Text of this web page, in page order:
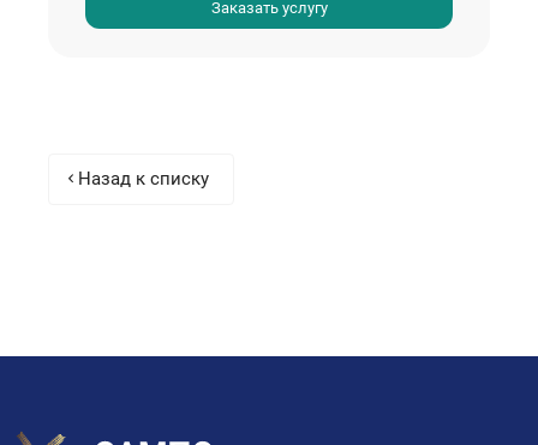
Заказать услугу
Назад к списку